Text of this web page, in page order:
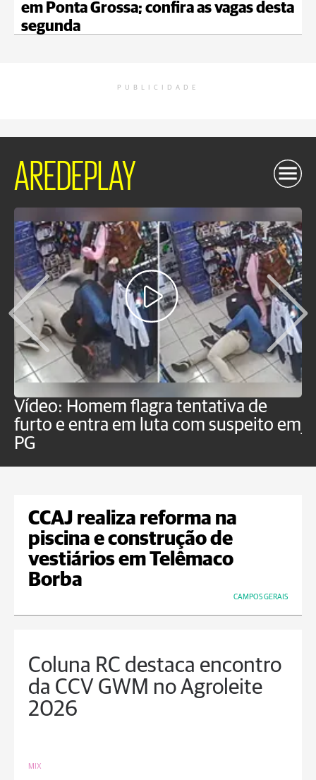
em Ponta Grossa; confira as vagas desta
segunda
PUBLICIDADE
AREDEPLAY
Vídeo: Homem flagra tentativa de
furto e entra em luta com suspeito em
PG
CCAJ realiza reforma na
piscina e construção de
vestiários em Telêmaco
Borba
CAMPOS GERAIS
Coluna RC destaca encontro
da CCV GWM no Agroleite
2026
MIX